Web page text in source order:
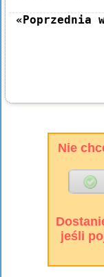
«Poprzednia
Nie
jeśli